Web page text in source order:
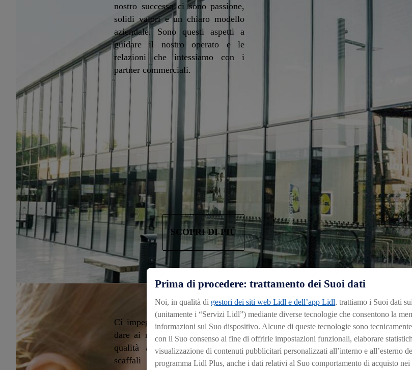
nostro successo ci sono passione,
solidi valori e un chiaro modello
aziendale. Sono questi aspetti a
guidare il nostro operato e le
relazioni che intessiamo con i
partner commerciali.
SCOPRI DI PIÙ
Ci impegniamo costantemente per
dare ai nostri clienti freschezza e
qualità al miglior prezzo. Sugli
scaffali Lidl si possono trovare
Prima di procedere: trattamento dei Suoi dati
Noi, in qualità di gestori dei siti web Lidl e dell’app Lidl, trattiamo i Suoi dati
(unitamente i “Servizi Lidl”) mediante diverse tecnologie che consentono la
informazioni sul Suo dispositivo. Alcune di queste tecnologie sono
con il Suo consenso al fine di offrirle impostazioni funzionali, elaborare
visualizzazione di contenuti pubblicitari personalizzati all’interno e all’esterno
programma Lidl Plus, anche i dati relativi al Suo comportamento di acquisto